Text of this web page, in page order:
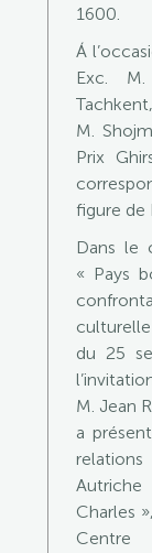
1600.
Á
Exc. M.
M.
Prix
figure de
Dans le
« Pays
du 25
M. Jean
a
relations
Autriche
Charles